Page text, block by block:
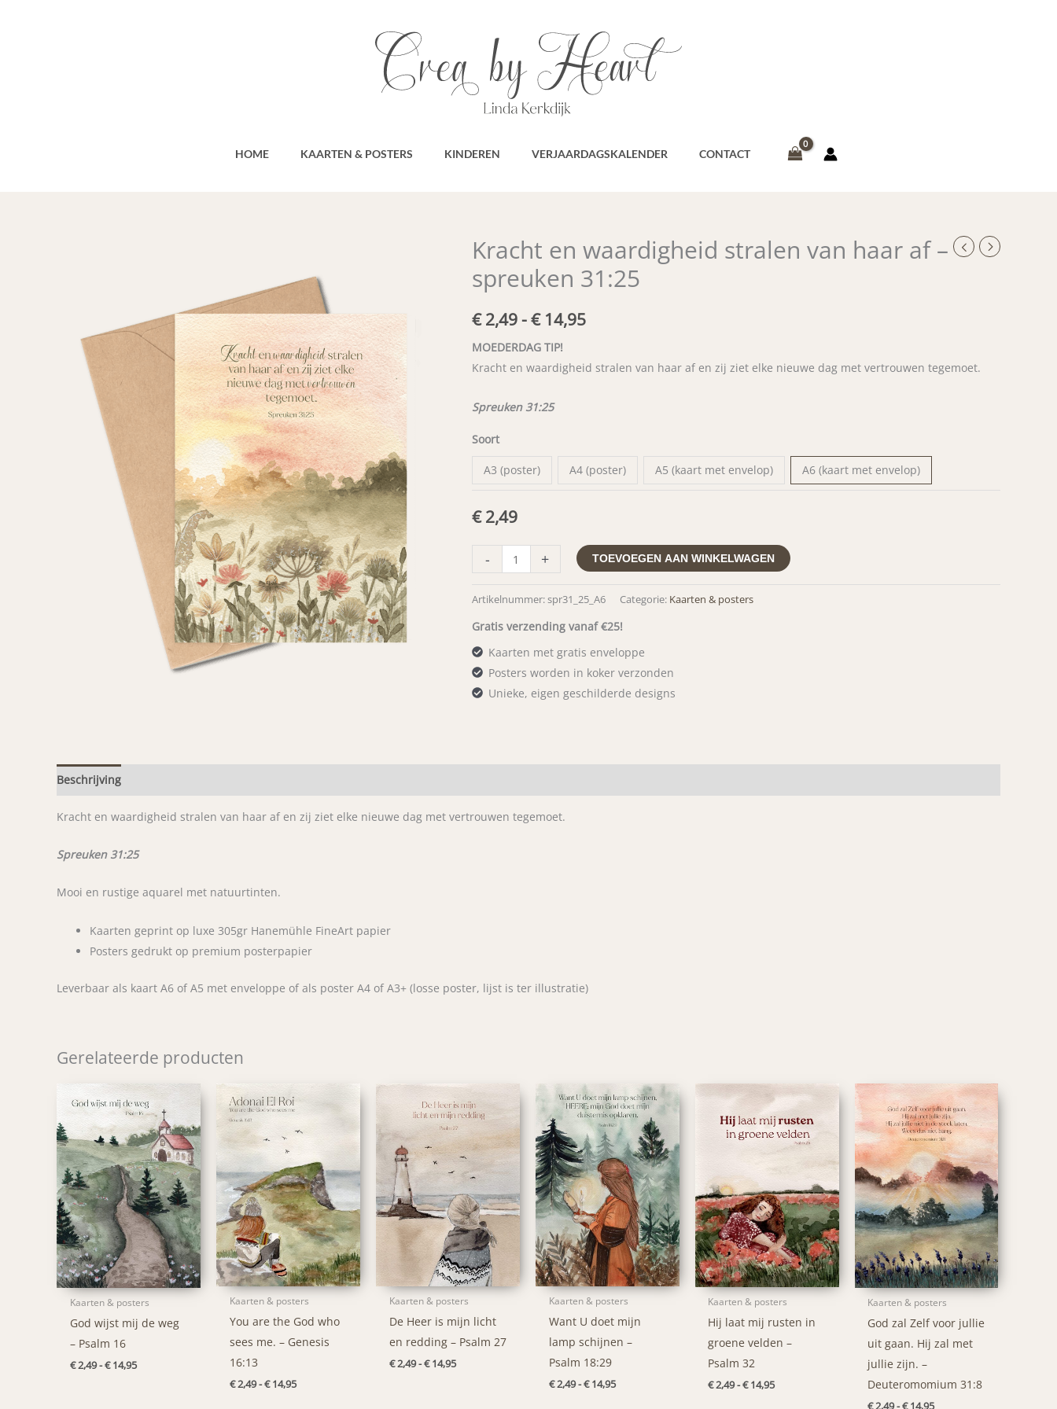
HOME KAARTEN & POSTERS KINDEREN VERJAARDAGSKALENDER CONTACT
Kracht en waardigheid stralen van haar af –
spreuken 31:25
€2,49-€14,95Prijsklasse:
tot
MOEDERDAG TIP!
Kracht en waardigheid stralen van haar af en zij ziet elke nieuwe dag met vertrouwen tegemoet.
Spreuken 31:25
Soort
A3 (poster) A4 (poster) A5 (kaart met envelop) A6 (kaart met envelop)
€2,49
-
waardigheid
haar
af
-
+ TOEVOEGEN AAN WINKELWAGEN
Artikelnummer:spr31_25_A6 Categorie: Kaarten & posters
Gratis verzending vanaf €25!
Kaarten met gratis enveloppe
Posters worden in koker verzonden
Unieke, eigen geschilderde designs
Beschrijving
Kracht en waardigheid stralen van haar af en zij ziet elke nieuwe dag met vertrouwen tegemoet.
Spreuken 31:25
Mooi en rustige aquarel met natuurtinten.
Kaarten geprint op luxe 305gr Hanemühle FineArt papier
Posters gedrukt op premium posterpapier
Leverbaar als kaart A6 of A5 met enveloppe of als poster A4 of A3+ (losse poster, lijst is ter illustratie)
Gerelateerde producten
Kaarten & posters
God wijst mij de weg
– Psalm 16
€2,49-€14,95Prijsklasse:
Kaarten & posters
You are the God who
sees me. – Genesis
16:13
€2,49-€14,95Prijsklasse:
Kaarten & posters
De Heer is mijn licht
en redding – Psalm 27
€2,49-€14,95Prijsklasse:
Kaarten & posters
Want U doet mijn
lamp schijnen –
Psalm 18:29
€2,49 - €14,95Prijsklasse:
Kaarten & posters
Hij laat mij rusten in
groene velden –
Psalm 32
€2,49-€14,95Prijsklasse:
Kaarten & posters
God zal Zelf voor jullie
uit gaan. Hij zal met
jullie zijn. –
Deuteromomium 31:8
€2,49-€14,95Prijsklasse: